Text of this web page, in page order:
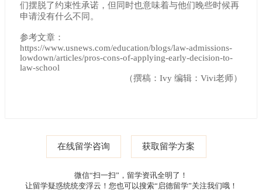
们摆脱了约束性承诺，但同时也意味着与他们晚些时候再
申请没有什么不同。
参考文章：
https://www.usnews.com/education/blogs/law-admissions-
lowdown/articles/pros-cons-of-applying-early-decision-to-
law-school
（撰稿：Ivy 编辑：Vivi老师）
在线留学咨询 获取留学方案
微信“扫一扫”，留学资讯全明了！
让留学疑惑统统变浮云！您也可以搜索“启德留学”关注我们哦！